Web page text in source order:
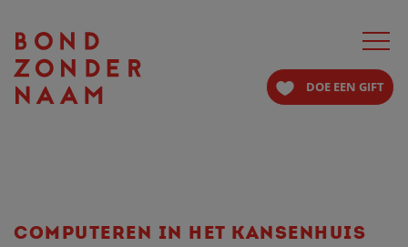
Toggle
DOE EEN GIFT
COMPUTEREN IN HET KANSENHUIS